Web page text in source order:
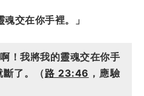
交在你手裡。」
！我將我的靈魂交在你手
了。（路 23:46 ，應驗